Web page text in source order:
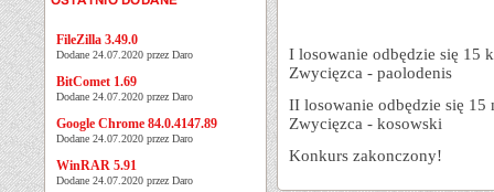
FileZilla 3.49.0
Dodane 24.07.2020 przez Daro
BitComet 1.69
Dodane 24.07.2020 przez Daro
Google Chrome 84.0.4147.89
Dodane 24.07.2020 przez Daro
WinRAR 5.91
Dodane 24.07.2020 przez Daro
I losowanie odbędzie się 15
Zwycięzca - paolodenis
II losowanie odbędzie się 15
Zwycięzca - kosowski
Konkurs zakonczony!